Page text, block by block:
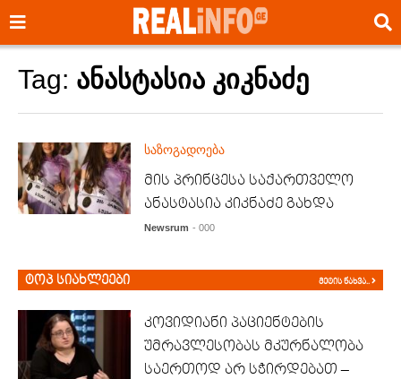
Tag: ანასტასია კიკნაძე
საზოგადოება
მის პრინცესა საქართველო
ანასტასია კიკნაძე გახდა
Newsrum - 000
ტოპ სიახლეები მეტის ნახვა..
კოვიდიანი პაციენტების
უმრავლესობას მკურნალობა
საერთოდ არ სჭირდებათ –